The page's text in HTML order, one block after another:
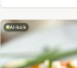
AI-kok